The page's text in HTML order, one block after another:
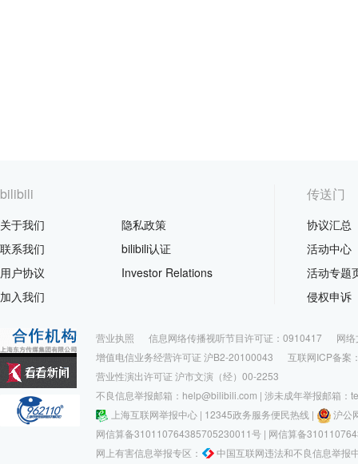
bilibili
关于我们
联系我们
用户协议
加入我们
隐私政策
bilibili认证
Investor Relations
传送门
协议汇总
活动中心
活动专题
侵权申诉
营业执照 信息网络传播视听节目许可证：0910417
网
增值电信业务经营许可证 沪B2-20100043
互联网ICP备案
营业性演出许可证 沪市文演（经）00-2253
不良信息举报邮箱：help@bilibili.com | 涉未成年举报邮箱
上海互联网举报中心 | 12345政务服务便民热线 |
沪公
网信算备310110764385705230011号 | 网信算备
网上有害信息举报专区：
中国互联网违法和不良信息举报